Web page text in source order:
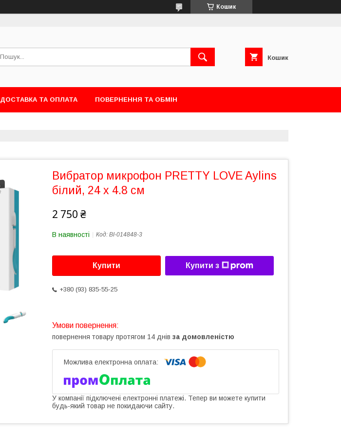
Кошик
Кошик
ДОСТАВКА ТА ОПЛАТА ПОВЕРНЕННЯ ТА ОБМІН
Вибратор микрофон PRETTY LOVE Aylins
білий, 24 х 4.8 см
2 750 ₴
В наявності Код: BI-014848-3
Купити Купити з
+380 (93) 835-55-25
повернення товару протягом 14 днів за домовленістю
У компанії підключені електронні платежі. Тепер ви можете купити
будь-який товар не покидаючи сайту.